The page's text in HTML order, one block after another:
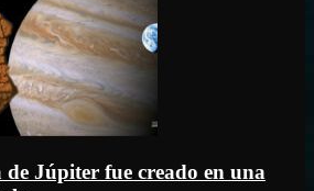
de Júpiter fue creado en una